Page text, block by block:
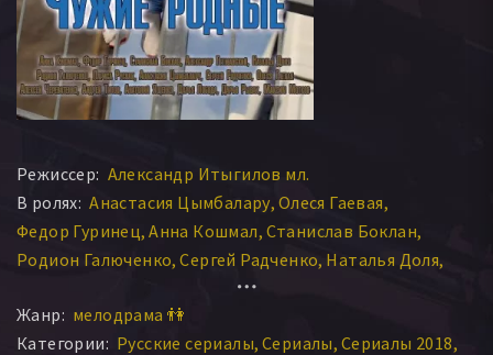
Режиссер: Александр Итыгилов мл.
В ролях: Анастасия Цымбалару Олеся Гаевая
Федор Гуринец Анна Кошмал Станислав Боклан
Родион Галюченко Сергей Радченко Наталья Доля
Лариса Руснак
Жанр: мелодрама 👫
Категории: Русские сериалы Сериалы Сериалы 2018